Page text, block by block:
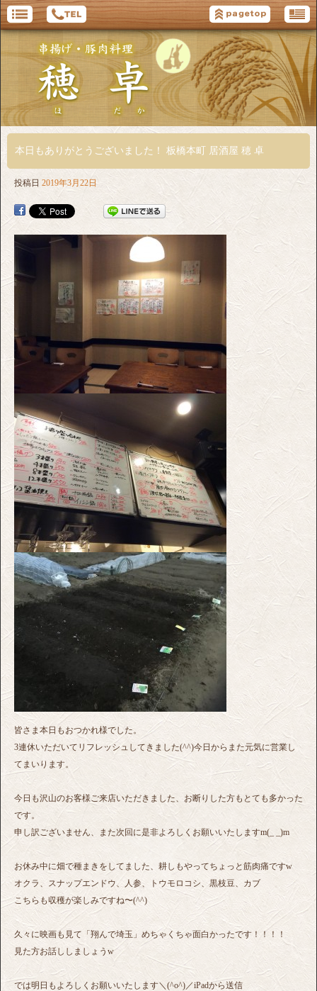
本日もありがとうございました！ 板橋本町 居酒屋 穂 卓
投稿日 2019年3月22日
皆さま本日もおつかれ様でした。
3連休いただいてリフレッシュしてきました(^^)今日からまた元気に営業し
てまいります。
今日も沢山のお客様ご来店いただきました、お断りした方もとても多かった
です。
申し訳ございません、また次回に是非よろしくお願いいたしますm(_ _)m
お休み中に畑で種まきをしてました、耕しもやってちょっと筋肉痛ですw
オクラ、スナップエンドウ、人参、トウモロコシ、黒枝豆、カブ
こちらも収穫が楽しみですね〜(^^)
久々に映画も見て「翔んで埼玉」めちゃくちゃ面白かったです！！！！
見た方お話ししましょうw
では明日もよろしくお願いいたします＼(^o^)／iPadから送信